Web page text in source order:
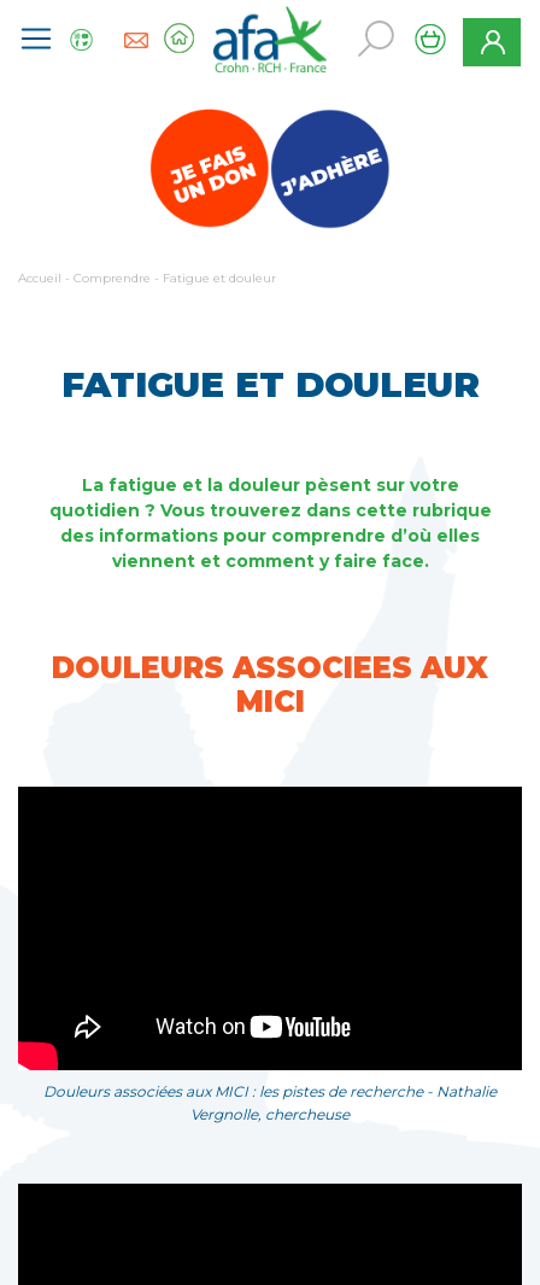
Accueil - Comprendre - Fatigue et douleur
FATIGUE ET DOULEUR
La fatigue et la douleur pèsent sur votre
quotidien ? Vous trouverez dans cette rubrique
des informations pour comprendre d’où elles
viennent et comment y faire face.
DOULEURS ASSOCIEES AUX
MICI
Douleurs associées aux MICI : les pistes de recherche - Nathalie
Vergnolle, chercheuse